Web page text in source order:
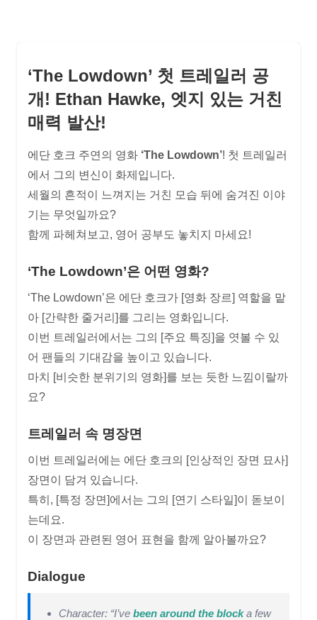
‘The Lowdown’ 첫 트레일러 공
개! Ethan Hawke, 엣지 있는 거친
매력 발산!
에단 호크 주연의 영화 ‘The Lowdown’! 첫 트레일러
에서 그의 변신이 화제입니다.
세월의 흔적이 느껴지는 거친 모습 뒤에 숨겨진 이야
기는 무엇일까요?
함께 파헤쳐보고, 영어 공부도 놓치지 마세요!
‘The Lowdown’은 어떤 영화?
‘The Lowdown’은 에단 호크가 [영화 장르] 역할을 맡
아 [간략한 줄거리]를 그리는 영화입니다.
이번 트레일러에서는 그의 [주요 특징]을 엿볼 수 있
어 팬들의 기대감을 높이고 있습니다.
마치 [비슷한 분위기의 영화]를 보는 듯한 느낌이랄까
요?
트레일러 속 명장면
이번 트레일러에는 에단 호크의 [인상적인 장면 묘사]
장면이 담겨 있습니다.
특히, [특정 장면]에서는 그의 [연기 스타일]이 돋보이
는데요.
이 장면과 관련된 영어 표현을 함께 알아볼까요?
Dialogue
Character: “I’ve been around the blocka few